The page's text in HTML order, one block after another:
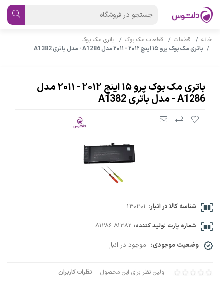
خانه قطعات قطعات مک بوک
باتری مک بوک
باتری مک بوک پرو ۱۵ اینچ ۲۰۱۲ - ۲۰۱۱ مدل A1286 - مدل باتری A1382
باتری مک بوک پرو ۱۵ اینچ ۲۰۱۲ - ۲۰۱۱ مدل
A1286 - مدل باتری A1382
اولین نظر برای این محصول نظرات کاربران
شناسه کالا در انبار: 130401
شماره پارت تولید کننده: A1286-A1382
وضعیت موجودی: موجود در انبار